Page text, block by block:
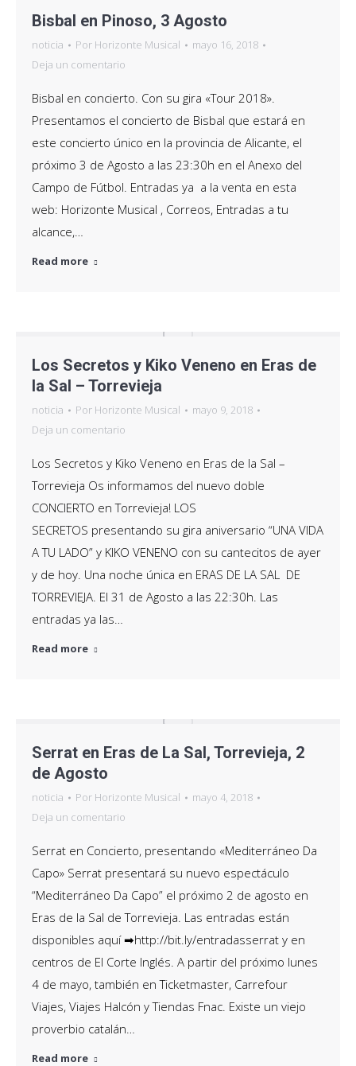
Bisbal en Pinoso, 3 Agosto
noticia Por Horizonte Musical
mayo 16, 2018
Deja un comentario
Bisbal en concierto. Con su gira «Tour 2018».
Presentamos el concierto de Bisbal que estará en
este concierto único en la provincia de Alicante, el
próximo 3 de Agosto a las 23:30h en el Anexo del
Campo de Fútbol. Entradas ya a la venta en esta
web: Horizonte Musical , Correos, Entradas a tu
alcance,…
Read more
Los Secretos y Kiko Veneno en Eras de
la Sal – Torrevieja
noticia Por Horizonte Musical
mayo 9, 2018
Deja un comentario
Los Secretos y Kiko Veneno en Eras de la Sal –
Torrevieja Os informamos del nuevo doble
CONCIERTO en Torrevieja! LOS
SECRETOS presentando su gira aniversario “UNA VIDA
A TU LADO” y KIKO VENENO con su cantecitos de ayer
y de hoy. Una noche única en ERAS DE LA SAL DE
TORREVIEJA. El 31 de Agosto a las 22:30h. Las
entradas ya las…
Read more
Serrat en Eras de La Sal, Torrevieja, 2
de Agosto
noticia Por Horizonte Musical
mayo 4, 2018
Deja un comentario
Serrat en Concierto, presentando «Mediterráneo Da
Capo» Serrat presentará su nuevo espectáculo
“Mediterráneo Da Capo” el próximo 2 de agosto en
Eras de la Sal de Torrevieja. Las entradas están
disponibles aquí ➡http://bit.ly/entradasserrat y en
centros de El Corte Inglés. A partir del próximo lunes
4 de mayo, también en Ticketmaster, Carrefour
Viajes, Viajes Halcón y Tiendas Fnac. Existe un viejo
proverbio catalán…
Read more